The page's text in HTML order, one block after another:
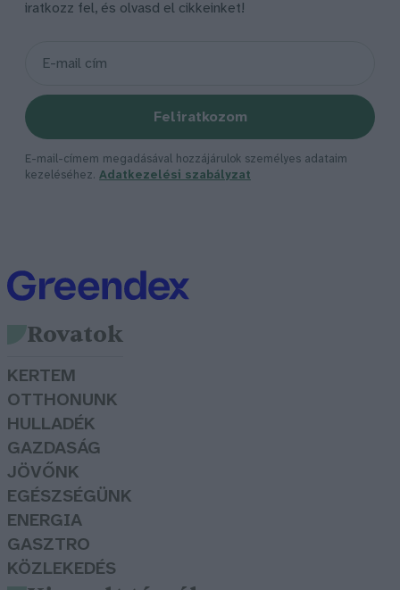
iratkozz fel, és olvasd el cikkeinket!
Feliratkozom
E-mail-címem megadásával hozzájárulok személyes adataim
kezeléséhez. Adatkezelési szabályzat
Rovatok
KERTEM
OTTHONUNK
HULLADÉK
GAZDASÁG
JÖVŐNK
EGÉSZSÉGÜNK
ENERGIA
GASZTRO
KÖZLEKEDÉS